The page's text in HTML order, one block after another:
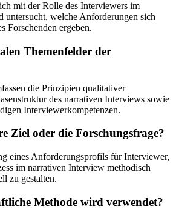
mit der Rolle des Interviewers im
untersucht, welche Anforderungen sich
Forschenden ergeben.
Themenfelder der
die Prinzipien qualitativer
des narrativen Interviews sowie
Interviewerkompetenzen.
Ziel oder die Forschungsfrage?
eines Anforderungsprofils für Interviewer,
im narrativen Interview methodisch
zu gestalten.
Methode wird verwendet?